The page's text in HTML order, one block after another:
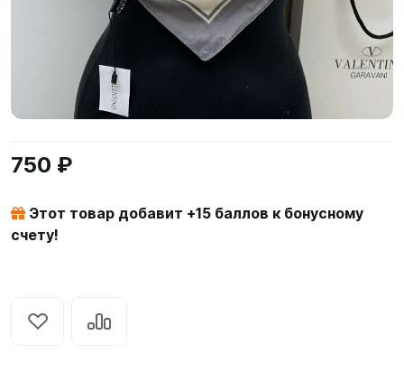
750 ₽
Этот товар добавит +15 баллов к бонусному
счету!